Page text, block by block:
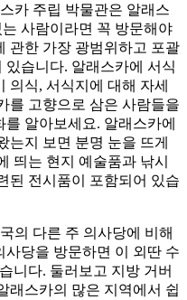
카 주립 박물관은 알래스
사람이라면 꼭 방문해야
관한 가장 광범위하고 포괄
습니다. 알래스카에 서식
의식, 서식지에 대해 자세
를 고향으로 삼은 사람들을
알아보세요. 알래스카에
는지 보면 분명 눈을 뜨게
띄는 현지 예술품과 낚시
된 전시품이 포함되어 있습
의 다른 주 의사당에 비해
당을 방문하면 이 외딴 수
니다. 둘러보고 지방 거버
래스카의 많은 지역에서 쉽